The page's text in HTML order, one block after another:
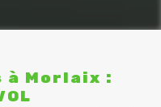
à Morlaix :